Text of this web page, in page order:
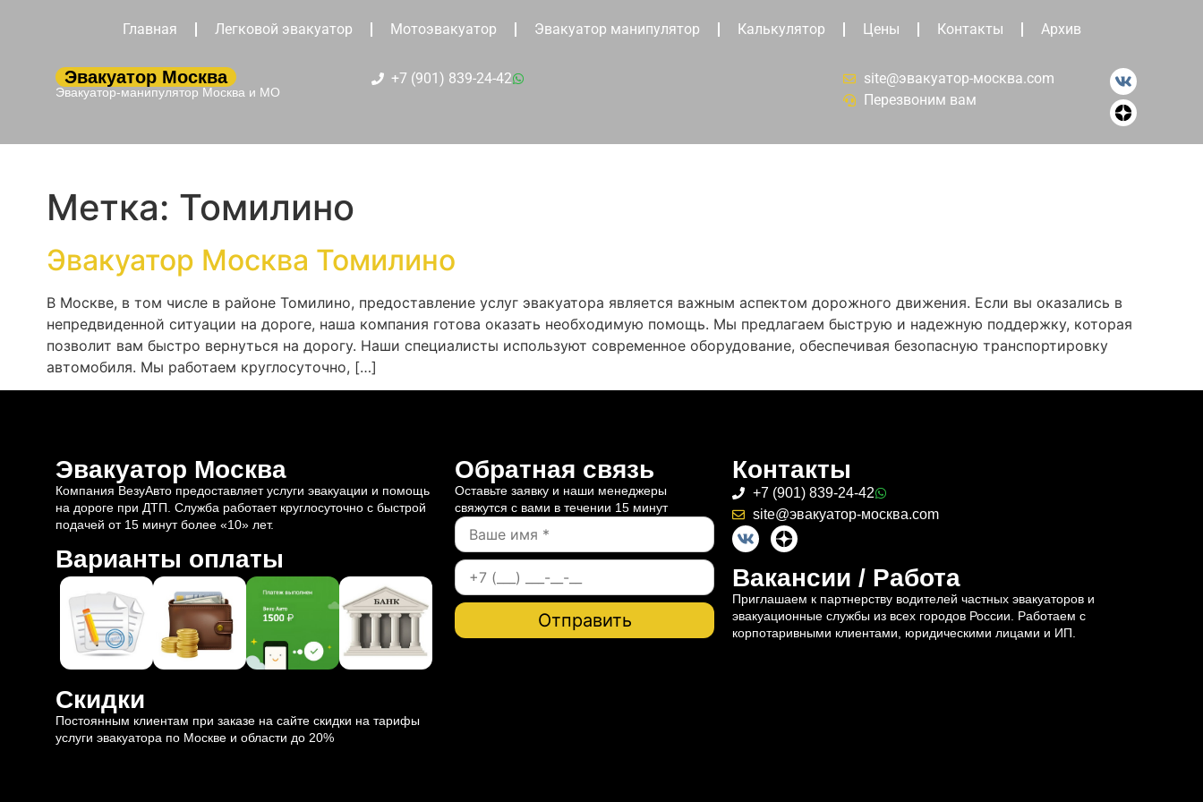
Главная Легковой эвакуатор Мотоэвакуатор Эвакуатор манипулятор Калькулятор Цены Контакты Архив
Эвакуатор Москва
Эвакуатор-манипулятор Москва и МО
+7 (901) 839-24-42
site@эвакуатор-москва.com
Перезвоним вам
Метка: Томилино
Эвакуатор Москва Томилино
В Москве, в том числе в районе Томилино, предоставление услуг эвакуатора является важным аспектом дорожного движения. Если вы оказались в
непредвиденной ситуации на дороге, наша компания готова оказать необходимую помощь. Мы предлагаем быструю и надежную поддержку, которая
позволит вам быстро вернуться на дорогу. Наши специалисты используют современное оборудование, обеспечивая безопасную транспортировку
автомобиля. Мы работаем круглосуточно, […]
Эвакуатор Москва
Компания ВезуАвто предоставляет услуги эвакуации и помощь
на дороге при ДТП. Служба работает круглосуточно с быстрой
подачей от 15 минут более «10» лет.
Варианты оплаты
Скидки
Постоянным клиентам при заказе на сайте скидки на тарифы
услуги эвакуатора по Москве и области до 20%
Обратная связь
Оставьте заявку и наши менеджеры
свяжутся с вами в течении 15 минут
Контакты
+7 (901) 839-24-42
site@эвакуатор-москва.com
Вакансии / Работа
Приглашаем к партнерству водителей частных эвакуаторов и
эвакуационные службы из всех городов России. Работаем с
корпотаривными клиентами, юридическими лицами и ИП.